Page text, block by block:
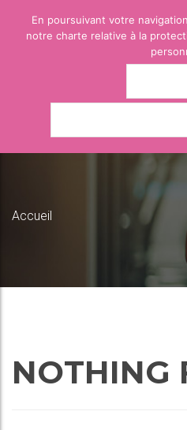
Accueil
NOTHING
En poursuivant votre
notre charte relative à la